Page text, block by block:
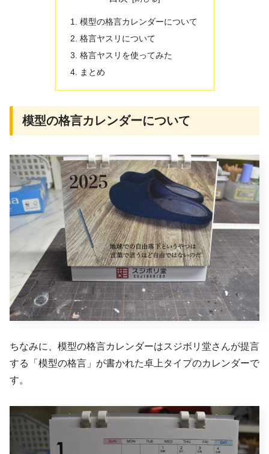
模型の格言カレンダーについて
格言ヤスリについて
格言ヤスリを使ってみた
まとめ
模型の格言カレンダーについて
ちなみに、模型の格言カレンダーはスジボリ堂さんが提言
する「模型の格言」が書かれた卓上タイプのカレンダーで
す。